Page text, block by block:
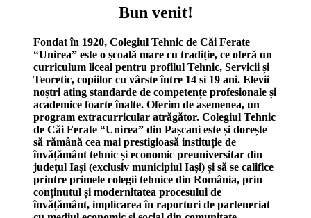
Bun venit!
Fondat în 1920, Colegiul Tehnic de Căi Ferate
“Unirea” este o școală mare cu tradiție, ce oferă un
curriculum liceal pentru profilul Tehnic, Servicii și
Teoretic, copiilor cu vârste între 14 si 19 ani. Elevii
noștri ating standarde de competențe profesionale și
academice foarte înalte. Oferim de asemenea, un
program extracurricular atrăgător. Colegiul Tehnic
de Căi Ferate “Unirea” din Pașcani este și dorește
să rămână cea mai prestigioasă instituție de
învățământ tehnic și economic preuniversitar din
județul Iași (exclusiv municipiul Iași) și să se califice
printre primele colegii tehnice din România, prin
conținutul și modernitatea procesului de
învățământ, implicarea în raporturi de parteneriat